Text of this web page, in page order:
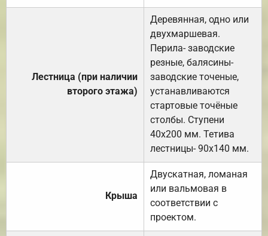
Лестница (при наличии
второго этажа)
Деревянная, одно или
двухмаршевая.
Перила- заводские
резные, балясины-
заводские точеные,
устанавливаются
стартовые точёные
столбы. Ступени
40х200 мм. Тетива
лестницы- 90х140 мм.
Крыша
Двускатная, ломаная
или вальмовая в
соответствии с
проектом.